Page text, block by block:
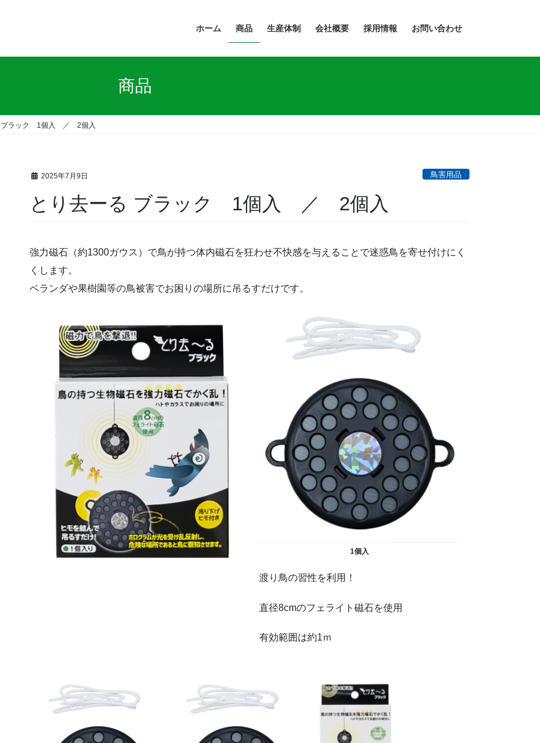
ホーム 商品 生産体制 会社概要 採用情報 お問い合わせ
商品
ブラック 1個入 ／ 2個入
2025年7月9日 鳥害用品
とり去ーる ブラック 1個入 ／ 2個入
強力磁石（約1300ガウス）で鳥が持つ体内磁石を狂わせ不快感を与えることで迷惑鳥を寄せ付けにく
くします。
ベランダや果樹園等の鳥被害でお困りの場所に吊るすだけです。
1個入
渡り鳥の習性を利用！
直径8cmのフェライト磁石を使用
有効範囲は約1ｍ